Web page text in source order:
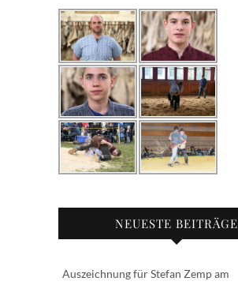
NEUESTE BEITRÄGE
Auszeichnung für Stefan Zemp am